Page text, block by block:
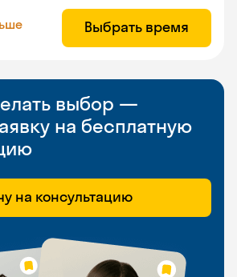
Выбрать время
выбор —
на бесплатную
на консультацию